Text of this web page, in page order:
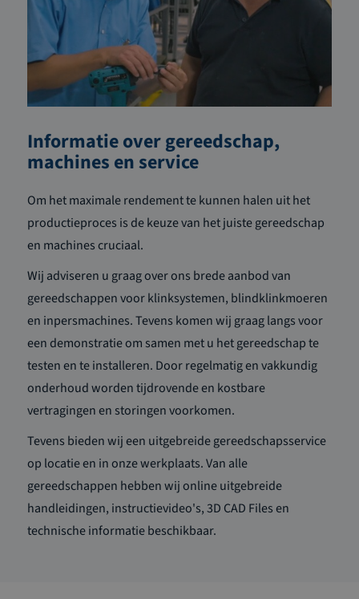
Informatie over gereedschap,
machines en service
Om het maximale rendement te kunnen halen uit het
productieproces is de keuze van het juiste gereedschap
en machines cruciaal.
Wij adviseren u graag over ons brede aanbod van
gereedschappen voor klinksystemen, blindklinkmoeren
en inpersmachines. Tevens komen wij graag langs voor
een demonstratie om samen met u het gereedschap te
testen en te installeren. Door regelmatig en vakkundig
onderhoud worden tijdrovende en kostbare
vertragingen en storingen voorkomen.
Tevens bieden wij een uitgebreide gereedschapsservice
op locatie en in onze werkplaats. Van alle
gereedschappen hebben wij online uitgebreide
handleidingen, instructievideo's, 3D CAD Files en
technische informatie beschikbaar.